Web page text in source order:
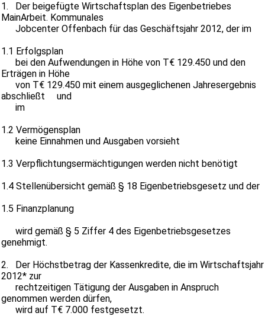
1. Der beigefügte Wirtschaftsplan des Eigenbetriebes
MainArbeit. Kommunales
Jobcenter Offenbach für das Geschäftsjahr 2012, der im
1.1 Erfolgsplan
bei den Aufwendungen in Höhe von T€ 129.450 und den
Erträgen in Höhe
von T€ 129.450 mit einem ausgeglichenen Jahresergebnis
abschließt und
im
1.2 Vermögensplan
keine Einnahmen und Ausgaben vorsieht
1.3 Verpflichtungsermächtigungen werden nicht benötigt
1.4 Stellenübersicht gemäß § 18 Eigenbetriebsgesetz und der
1.5 Finanzplanung
wird gemäß § 5 Ziffer 4 des Eigenbetriebsgesetzes
genehmigt.
2. Der Höchstbetrag der Kassenkredite, die im Wirtschaftsjahr
2012* zur
rechtzeitigen Tätigung der Ausgaben in Anspruch
genommen werden dürfen,
wird auf T€ 7.000 festgesetzt.